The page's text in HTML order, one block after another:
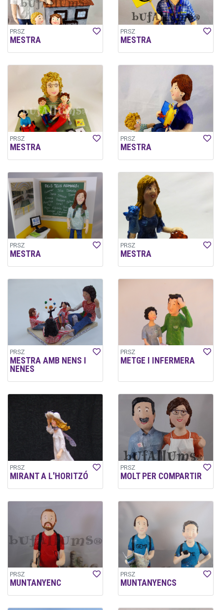
PRSZ
MESTRA
PRSZ
MESTRA
PRSZ
MESTRA
PRSZ
MESTRA
PRSZ
MESTRA
PRSZ
MESTRA
PRSZ
MESTRA AMB NENS I
NENES
PRSZ
METGE I INFERMERA
PRSZ
MIRANT A L'HORITZÓ
PRSZ
MOLT PER COMPARTIR
PRSZ
MUNTANYENC
PRSZ
MUNTANYENCS